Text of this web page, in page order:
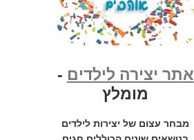
אתר יצירה לילדים -
מומלץ
מבחר עצום של יצירות לילדים